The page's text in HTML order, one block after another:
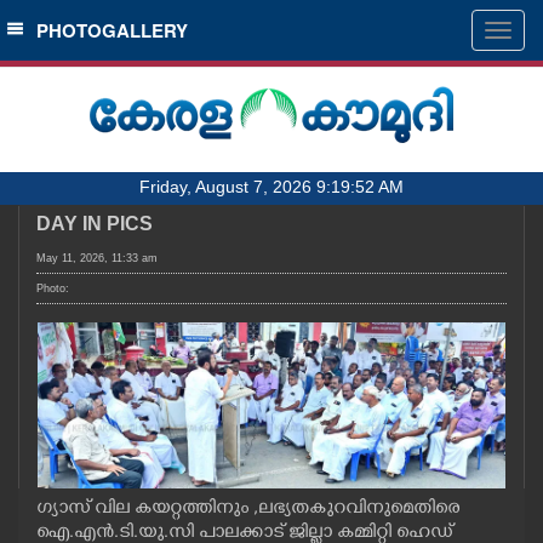
SECTIONS
HOME
NOTIFIED NEWS
KERALA
LOCAL
OBITUARY
NEWS 360
PHOTOGALLERY
Friday, August 7, 2026 9:19:52 AM
DAY IN PICS
May 11, 2026, 11:33 am
Photo:
ഗ്യാസ് വില കയറ്റത്തിനും ,ലഭ്യതകുറവിനുമെതിരെ
ഐ.എൻ.ടി.യു.സി പാലക്കാട് ജില്ലാ കമ്മിറ്റി ഹെഡ്